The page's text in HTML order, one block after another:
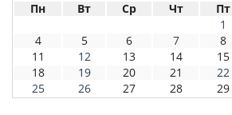
Пн Вт Ср Чт Пт
1
4
5 6 7 8
11
12 13 14 15
18
19 20 21 22
25
26 27 28 29